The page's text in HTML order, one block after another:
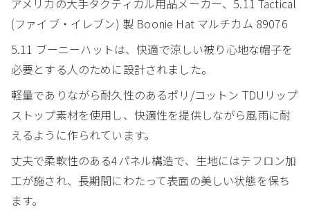
アメリカの大手タクティカル用品メーカー、5.11 Tactical
(ファイブ・イレブン) 製 Boonie Hat マルチカム 89076
5.11 ブーニーハットは、快適で涼しい被り心地な帽子を
必要とする人のために設計されました。
軽量でありながら耐久性のあるポリ/コットン TDUリップ
ストップ素材を使用し、快適性を提供しながら風雨に耐
えるように作られています。
丈夫で柔軟性のある4パネル構造で、生地にはテフロン加
工が施され、長期間にわたって表面の美しい状態を保ち
ます。